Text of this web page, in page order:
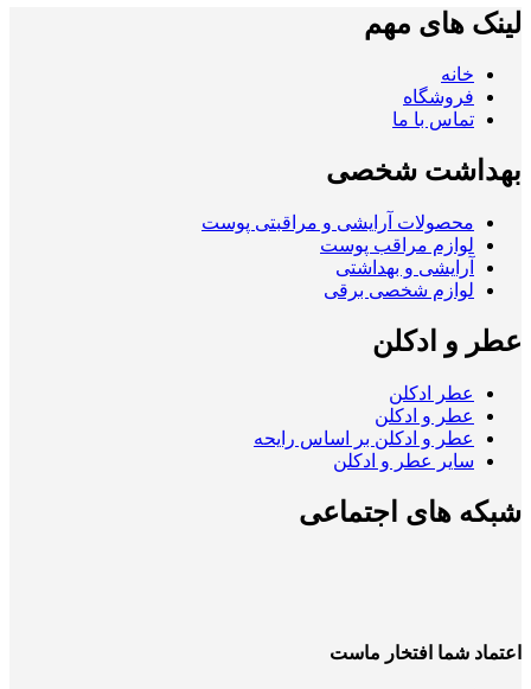
لینک های مهم
خانه
فروشگاه
تماس با ما
بهداشت شخصی
محصولات آرایشی و مراقبتی پوست
لوازم مراقب پوست
آرایشی و بهداشتی
لوازم شخصی برقی
عطر و ادکلن
عطر ادکلن
عطر و ادکلن
عطر و ادکلن بر اساس رایحه
سایر عطر و ادکلن
شبکه های اجتماعی
اعتماد شما افتخار ماست